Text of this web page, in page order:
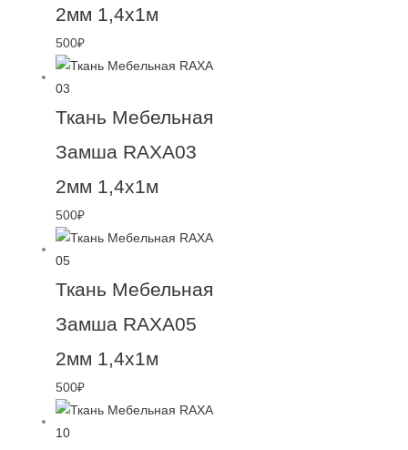
2мм 1,4х1м
500₽
Ткань Мебельная
Замша RAXA03
2мм 1,4х1м
500₽
Ткань Мебельная
Замша RAXA05
2мм 1,4х1м
500₽